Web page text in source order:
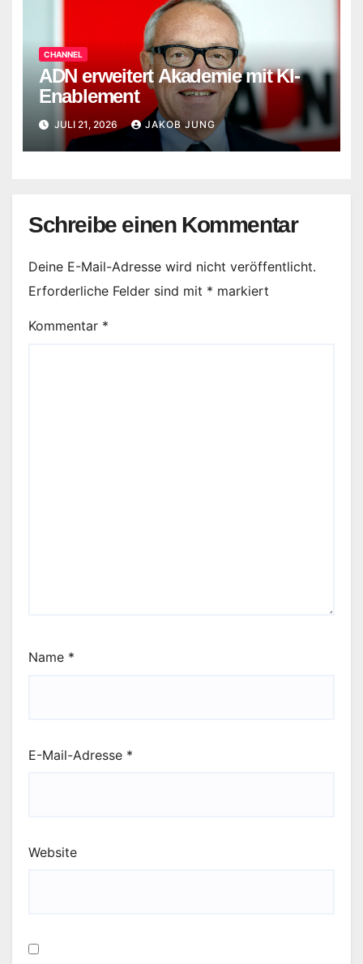
CHANNEL
ADN erweitert Akademie mit KI-
Enablement
JULI 21, 2026 JAKOB JUNG
Schreibe einen Kommentar
Deine E-Mail-Adresse wird nicht veröffentlicht.
Erforderliche Felder sind mit * markiert
Kommentar *
Name *
E-Mail-Adresse *
Website